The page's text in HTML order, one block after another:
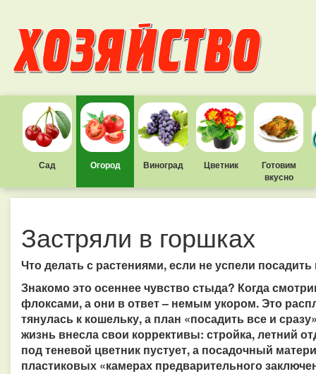
Сад Огород Виноград Цветник
Готовим
вкусно
Застряли в горшках
Что делать с растениями, если не успели
Знакомо это осеннее чувство стыда? Когда
флоксами, а они в ответ – немым укором. Это
тянулась к кошельку, а план «посадить все и
жизнь внесла свои коррективы: стройка, летний
под теневой цветник пустует, а посадочный
пластиковых «камерах предварительного